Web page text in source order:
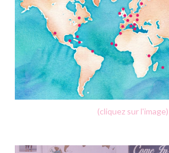
(cliquez sur l'image)